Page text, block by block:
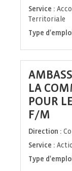
Service :
Territoriale
Type
LA
POUR
F/M
Direction :
Service :
Type